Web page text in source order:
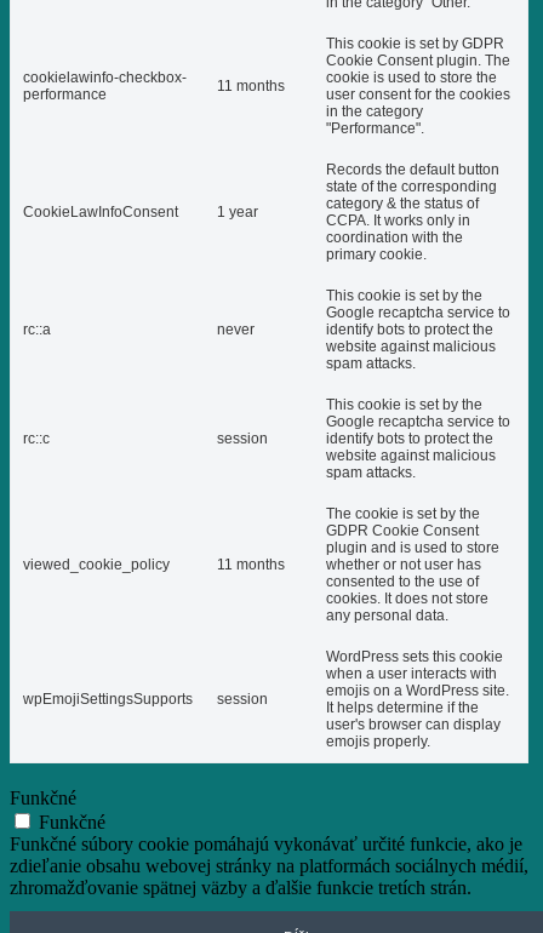
cookielawinfo-checkbox-
performance
11 months
This cookie is set by GDPR
Cookie Consent plugin. The
cookie is used to store the
user consent for the cookies
in the category
"Performance".
CookieLawInfoConsent 1 year
Records the default button
state of the corresponding
category & the status of
CCPA. It works only in
coordination with the
primary cookie.
rc::a never
This cookie is set by the
Google recaptcha service to
identify bots to protect the
website against malicious
spam attacks.
rc::c session
This cookie is set by the
Google recaptcha service to
identify bots to protect the
website against malicious
spam attacks.
viewed_cookie_policy 11 months
The cookie is set by the
GDPR Cookie Consent
plugin and is used to store
whether or not user has
consented to the use of
cookies. It does not store
any personal data.
wpEmojiSettingsSupports session
WordPress sets this cookie
when a user interacts with
emojis on a WordPress site.
It helps determine if the
user's browser can display
emojis properly.
Funkčné
Funkčné
Funkčné súbory cookie pomáhajú vykonávať určité funkcie, ako je
zdieľanie obsahu webovej stránky na platformách sociálnych médií,
zhromažďovanie spätnej väzby a ďalšie funkcie tretích strán.